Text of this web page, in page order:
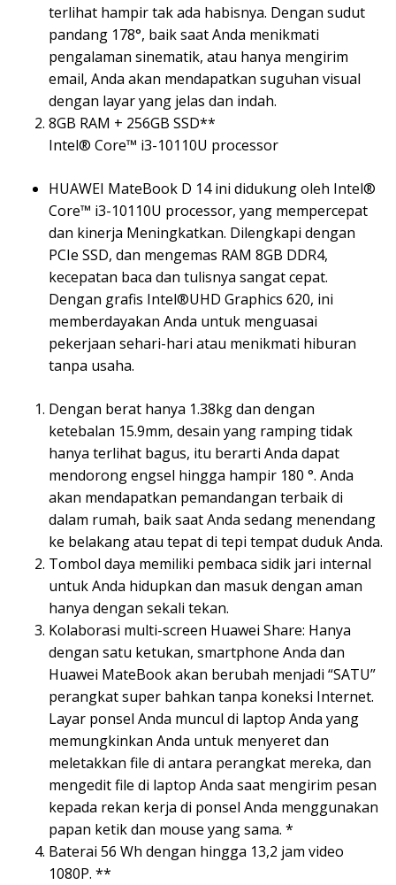
terlihat hampir tak ada habisnya. Dengan sudut
pandang 178°, baik saat Anda menikmati
pengalaman sinematik, atau hanya mengirim
email, Anda akan mendapatkan suguhan visual
dengan layar yang jelas dan indah.
8GB RAM + 256GB SSD**
Intel® Core™ i3-10110U processor
HUAWEI MateBook D 14 ini didukung oleh Intel®
Core™ i3-10110U processor, yang mempercepat
dan kinerja Meningkatkan. Dilengkapi dengan
PCIe SSD, dan mengemas RAM 8GB DDR4,
kecepatan baca dan tulisnya sangat cepat.
Dengan grafis Intel®UHD Graphics 620, ini
memberdayakan Anda untuk menguasai
pekerjaan sehari-hari atau menikmati hiburan
tanpa usaha.
Dengan berat hanya 1.38kg dan dengan
ketebalan 15.9mm, desain yang ramping tidak
hanya terlihat bagus, itu berarti Anda dapat
mendorong engsel hingga hampir 180 °. Anda
akan mendapatkan pemandangan terbaik di
dalam rumah, baik saat Anda sedang menendang
ke belakang atau tepat di tepi tempat duduk Anda.
Tombol daya memiliki pembaca sidik jari internal
untuk Anda hidupkan dan masuk dengan aman
hanya dengan sekali tekan.
Kolaborasi multi-screen Huawei Share: Hanya
dengan satu ketukan, smartphone Anda dan
Huawei MateBook akan berubah menjadi “SATU”
perangkat super bahkan tanpa koneksi Internet.
Layar ponsel Anda muncul di laptop Anda yang
memungkinkan Anda untuk menyeret dan
meletakkan file di antara perangkat mereka, dan
mengedit file di laptop Anda saat mengirim pesan
kepada rekan kerja di ponsel Anda menggunakan
papan ketik dan mouse yang sama. *
Baterai 56 Wh dengan hingga 13,2 jam video
1080P. **